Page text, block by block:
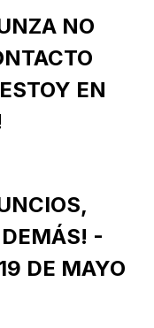
NO
EN
-
DE MAYO